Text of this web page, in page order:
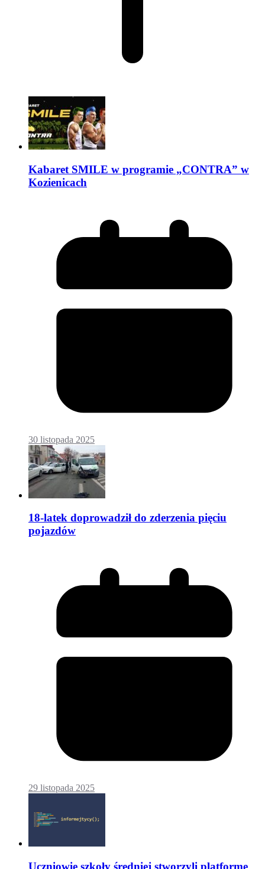
Kabaret SMILE w programie „CONTRA” w
Kozienicach
30 listopada 2025
18-latek doprowadził do zderzenia pięciu
pojazdów
29 listopada 2025
Uczniowie szkoły średniej stworzyli platformę